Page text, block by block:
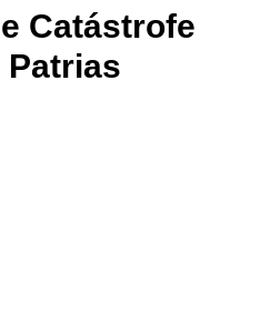
Catástrofe
Patrias